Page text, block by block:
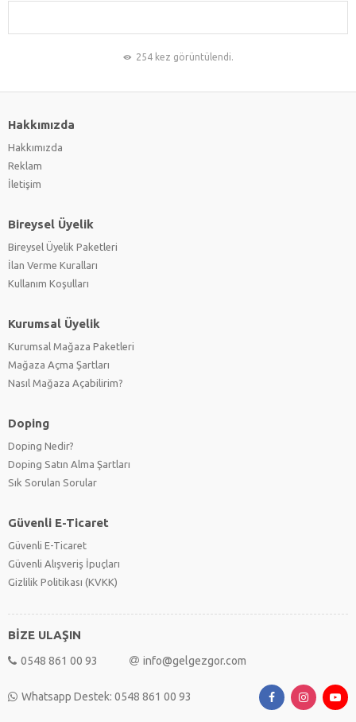
254 kez görüntülendi.
Hakkımızda
Hakkımızda
Reklam
İletişim
Bireysel Üyelik
Bireysel Üyelik Paketleri
İlan Verme Kuralları
Kullanım Koşulları
Kurumsal Üyelik
Kurumsal Mağaza Paketleri
Mağaza Açma Şartları
Nasıl Mağaza Açabilirim?
Doping
Doping Nedir?
Doping Satın Alma Şartları
Sık Sorulan Sorular
Güvenli E-Ticaret
Güvenli E-Ticaret
Güvenli Alışveriş İpuçları
Gizlilik Politikası (KVKK)
BİZE ULAŞIN
0548 861 00 93 info@gelgezgor.com
Whatsapp Destek: 0548 861 00 93